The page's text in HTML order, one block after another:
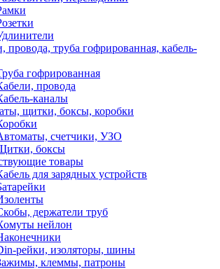
провода, труба гофрированная, кабель-
гофрированная
провода
каналы
щитки, боксы, коробки
счетчики, УЗО
боксы
товары
для зарядных устройств
держатели труб
нейлон
рейки, изоляторы, шины
клеммы, патроны